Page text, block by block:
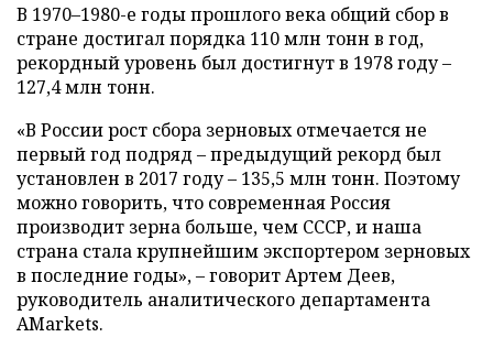
В 1970–1980-е годы прошлого века общий сбор в
стране достигал порядка 110 млн тонн в год,
рекордный уровень был достигнут в 1978 году –
127,4 млн тонн.
«В России рост сбора зерновых отмечается не
первый год подряд – предыдущий рекорд был
установлен в 2017 году – 135,5 млн тонн. Поэтому
можно говорить, что современная Россия
производит зерна больше, чем СССР, и наша
страна стала крупнейшим экспортером зерновых
в последние годы», – говорит Артем Деев,
руководитель аналитического департамента
AMarkets.